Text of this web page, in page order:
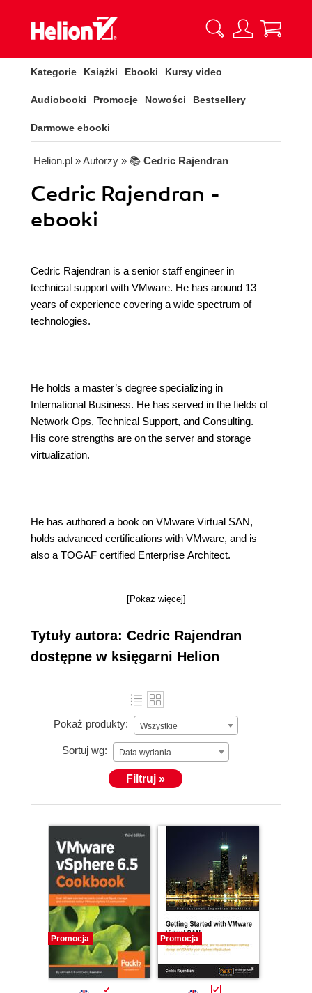
Kategorie Książki Ebooki Kursy video
Audiobooki Promocje Nowości Bestsellery
Darmowe ebooki
Helion.pl » Autorzy » 📚 Cedric Rajendran
Cedric Rajendran -
ebooki
Cedric Rajendran is a senior staff engineer in
technical support with VMware. He has around 13
years of experience covering a wide spectrum of
technologies.
He holds a master’s degree specializing in
International Business. He has served in the fields of
Network Ops, Technical Support, and Consulting.
His core strengths are on the server and storage
virtualization.
He has authored a book on VMware Virtual SAN,
holds advanced certifications with VMware, and is
also a TOGAF certified Enterprise Architect.
[Pokaż więcej]
Tytuły autora: Cedric Rajendran
dostępne w księgarni Helion
Pokaż produkty: Wszystkie
Sortuj wg: Data wydania
Filtruj »
Promocja Promocja